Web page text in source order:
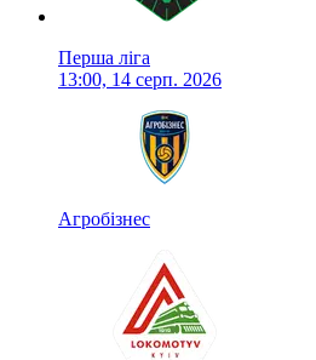
Перша ліга
13:00, 14 серп. 2026
Агробізнес